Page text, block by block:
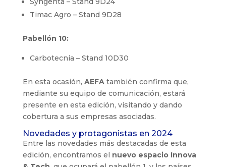
Timac Agro – Stand 9D28
Pabellón 10:
Carbotecnia – Stand 10D30
En esta ocasión, AEFAtambién confirma que,
mediante su equipo de comunicación, estará
presente en esta edición, visitando y dando
cobertura a sus empresas asociadas.
Novedades y protagonistas en 2024
Entre las novedades más destacadas de esta
edición, encontramos el nuevo espacio Innova